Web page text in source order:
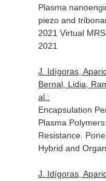
Plasma
piezo and
2021 Virtual
2021
J. Idígoras,
Bernal, Lidia,
al.:
Encapsulation
Plasma
Resistance.
Hybrid and
J. Idígoras,